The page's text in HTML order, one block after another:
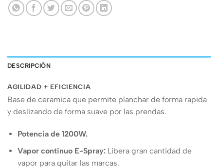
DESCRIPCIÓN
AGILIDAD + EFICIENCIA
Base de ceramica que permite planchar de forma rapida
y deslizando de forma suave por las prendas.
Potencia de 1200W.
Vapor continuo E-Spray:Libera gran cantidad de
vapor para quitar las marcas.